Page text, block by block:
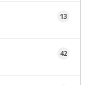
13
42